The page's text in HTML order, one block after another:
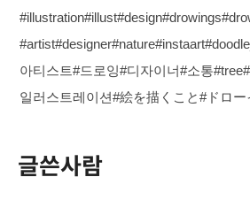
아티스트#드로잉#디자이너#소통
일러스트레이션#絵を描くこと#ドロー
글쓴사람